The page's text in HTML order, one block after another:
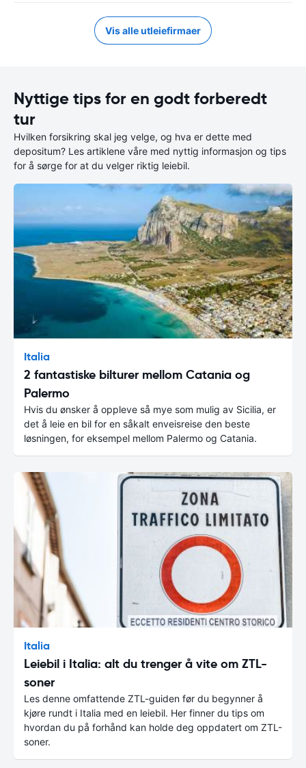
Vis alle utleiefirmaer
Nyttige tips for en godt forberedt
tur
Hvilken forsikring skal jeg velge, og hva er dette med
depositum? Les artiklene våre med nyttig informasjon og tips
for å sørge for at du velger riktig leiebil.
Italia
2 fantastiske bilturer mellom Catania og
Palermo
Hvis du ønsker å oppleve så mye som mulig av Sicilia, er
det å leie en bil for en såkalt enveisreise den beste
løsningen, for eksempel mellom Palermo og Catania.
Italia
Leiebil i Italia: alt du trenger å vite om ZTL-
soner
Les denne omfattende ZTL-guiden før du begynner å
kjøre rundt i Italia med en leiebil. Her finner du tips om
hvordan du på forhånd kan holde deg oppdatert om ZTL-
soner.